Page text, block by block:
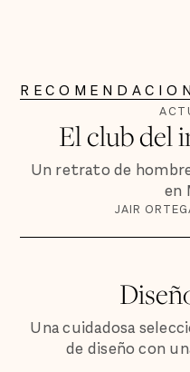
El club del
Un retrato de
en
JAIR
Una cuidadosa
de diseño con